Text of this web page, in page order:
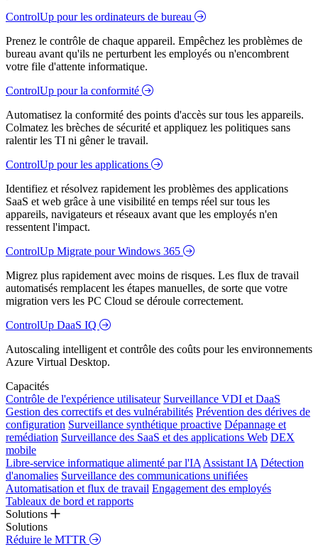
ControlUp pour les ordinateurs de bureau
Prenez le contrôle de chaque appareil. Empêchez les problèmes de
bureau avant qu'ils ne perturbent les employés ou n'encombrent
votre file d'attente informatique.
ControlUp pour la conformité
Automatisez la conformité des points d'accès sur tous les appareils.
Colmatez les brèches de sécurité et appliquez les politiques sans
ralentir les TI ni gêner le travail.
ControlUp pour les applications
Identifiez et résolvez rapidement les problèmes des applications
SaaS et web grâce à une visibilité en temps réel sur tous les
appareils, navigateurs et réseaux avant que les employés n'en
ressentent l'impact.
ControlUp Migrate pour Windows 365
Migrez plus rapidement avec moins de risques. Les flux de travail
automatisés remplacent les étapes manuelles, de sorte que votre
migration vers les PC Cloud se déroule correctement.
ControlUp DaaS IQ
Autoscaling intelligent et contrôle des coûts pour les environnements
Azure Virtual Desktop.
Capacités
Contrôle de l'expérience utilisateur Surveillance VDI et DaaS
Gestion des correctifs et des vulnérabilités Prévention des dérives de
configuration Surveillance synthétique proactive Dépannage et
remédiation Surveillance des SaaS et des applications Web DEX
mobile
Libre-service informatique alimenté par l'IA Assistant IA Détection
d'anomalies Surveillance des communications unifiées
Automatisation et flux de travail Engagement des employés
Tableaux de bord et rapports
Solutions
Solutions
Réduire le MTTR